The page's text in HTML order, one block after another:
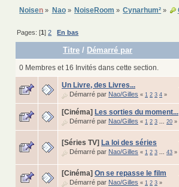
Noisen » Nao» NoiseRoom » Cynarhum² »
Pages: [1]2 En bas
Titre / Démarré par
0 Membres et 16 Invités dans cette section.
Un Livre, des Livres...
Démarré par Nao/Gilles « 1 2 3 4 »
[Cinéma] Les sorties du moment...
Démarré par Nao/Gilles « 1 2 3 20 »
[Séries TV] La loi des séries
Démarré par Nao/Gilles « 1 2 3 43 »
[Cinéma] On se repasse le film
Démarré par Nao/Gilles « 1 2 3 »